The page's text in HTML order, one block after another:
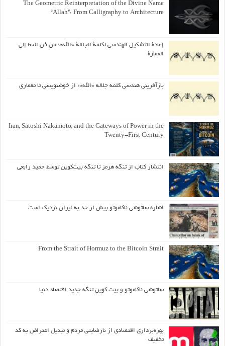
The Geometric Reinterpretation of the Divine Name
“Allah”: From Calligraphy to Architecture
إعادة التشكيل الهندسي لكلمة الجلالة «الله»؛ من فن الخط إلى
العمارة
بازآفرینی هندسی کلمه جلاله «الله»؛ از خوشنویسی تا معماری
Iran, Satoshi Nakamoto, and the Gateways of Power in the
Twenty-First Century
انتشار کتاب از تنگه هرمز تا تنگه بیت‌کوین توسط حمید رابعی
اشاره ساتوشی ناکاموتو بیش از حد به ایران نزدیک است
From the Strait of Hormuz to the Bitcoin Strait
ساتوشی ناکاموتو و بیت کوین تنگه جدید اقتصاد دنیا
بهره‌برداری اقتصادی از نارضایتی مردم و تبدیل اعتراض به کد
تخفیف